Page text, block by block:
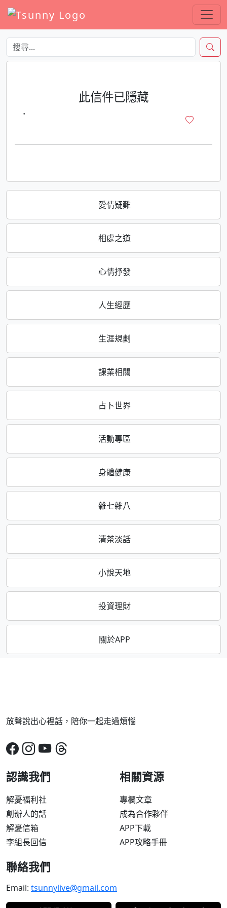
愛情疑難
相處之道
心情抒發
人生經歷
生涯規劃
課業相關
占卜世界
活動專區
身體健康
雜七雜八
清茶淡話
小說天地
投資理財
關於APP
此信件已隱藏
·
放聲說出心裡話，陪你一起走過煩惱
認識我們
解憂福利社
創辦人的話
解憂信箱
李組長回信
相關資源
專欄文章
成為合作夥伴
APP下載
APP攻略手冊
聯絡我們
Email: tsunnylive@gmail.com